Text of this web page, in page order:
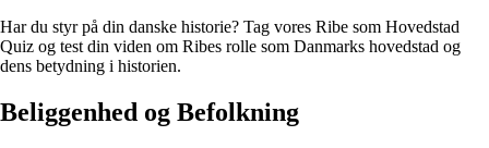
Har du styr på din danske historie? Tag vores Ribe som Hovedstad
Quiz og test din viden om Ribes rolle som Danmarks hovedstad og
dens betydning i historien.
Beliggenhed og Befolkning